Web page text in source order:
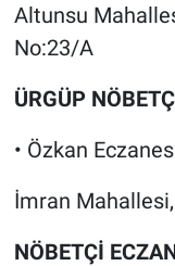
Altunsu
No:23/A
ÜRGÜP
• Özkan
İmran
NÖBETÇİ